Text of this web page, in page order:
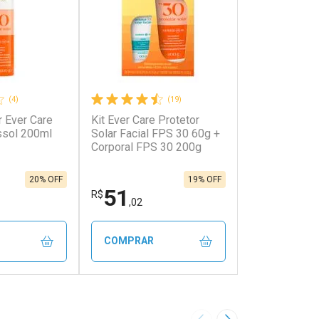
(4)
Care
200ml
20% OFF
(19)
Kit Ever Care Protetor
Solar Facial FPS 30 60g +
Corporal FPS 30 200g
R$51 ,02
19% OFF
COMPRAR